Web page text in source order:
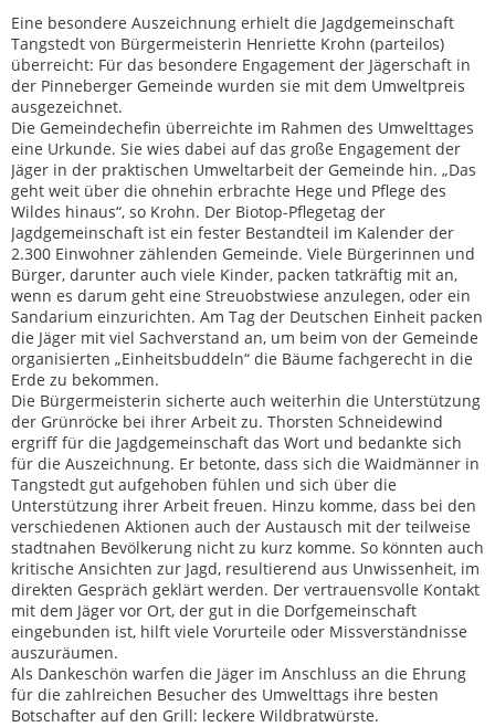
Eine besondere Auszeichnung erhielt die Jagdgemeinschaft
Tangstedt von Bürgermeisterin Henriette Krohn (parteilos)
überreicht: Für das besondere Engagement der Jägerschaft in
der Pinneberger Gemeinde wurden sie mit dem Umweltpreis
ausgezeichnet.
Die Gemeindechefin überreichte im Rahmen des Umwelttages
eine Urkunde. Sie wies dabei auf das große Engagement der
Jäger in der praktischen Umweltarbeit der Gemeinde hin. „Das
geht weit über die ohnehin erbrachte Hege und Pflege des
Wildes hinaus“, so Krohn. Der Biotop-Pflegetag der
Jagdgemeinschaft ist ein fester Bestandteil im Kalender der
2.300 Einwohner zählenden Gemeinde. Viele Bürgerinnen und
Bürger, darunter auch viele Kinder, packen tatkräftig mit an,
wenn es darum geht eine Streuobstwiese anzulegen, oder ein
Sandarium einzurichten. Am Tag der Deutschen Einheit packen
die Jäger mit viel Sachverstand an, um beim von der Gemeinde
organisierten „Einheitsbuddeln“ die Bäume fachgerecht in die
Erde zu bekommen.
Die Bürgermeisterin sicherte auch weiterhin die Unterstützung
der Grünröcke bei ihrer Arbeit zu. Thorsten Schneidewind
ergriff für die Jagdgemeinschaft das Wort und bedankte sich
für die Auszeichnung. Er betonte, dass sich die Waidmänner in
Tangstedt gut aufgehoben fühlen und sich über die
Unterstützung ihrer Arbeit freuen. Hinzu komme, dass bei den
verschiedenen Aktionen auch der Austausch mit der teilweise
stadtnahen Bevölkerung nicht zu kurz komme. So könnten auch
kritische Ansichten zur Jagd, resultierend aus Unwissenheit, im
direkten Gespräch geklärt werden. Der vertrauensvolle Kontakt
mit dem Jäger vor Ort, der gut in die Dorfgemeinschaft
eingebunden ist, hilft viele Vorurteile oder Missverständnisse
auszuräumen.
Als Dankeschön warfen die Jäger im Anschluss an die Ehrung
für die zahlreichen Besucher des Umwelttags ihre besten
Botschafter auf den Grill: leckere Wildbratwürste.